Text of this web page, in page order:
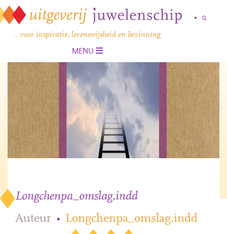
…voor inspiratie, levenswijsheid en bezinning
MENU
Longchenpa_omslag.indd
Auteur • Longchenpa_omslag.indd